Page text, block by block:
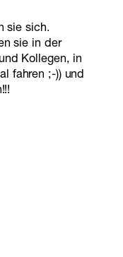
sie sich.
sie in der
Kollegen, in
fahren ;-)) und